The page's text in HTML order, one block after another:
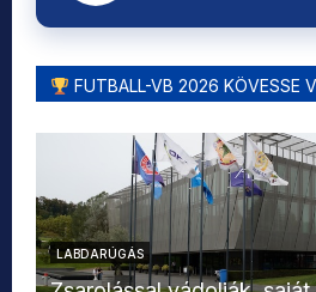
FUTBALL-VB 2026 KÖVESSE
LABDARÚGÁS